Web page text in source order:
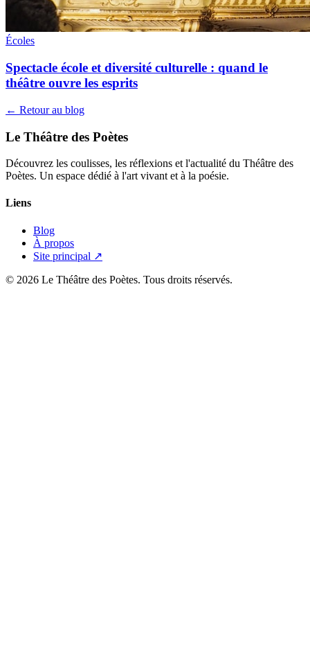
Écoles
Spectacle école et diversité culturelle : quand le
théâtre ouvre les esprits
← Retour au blog
Le Théâtre des Poètes
Découvrez les coulisses, les réflexions et l'actualité du Théâtre des
Poètes. Un espace dédié à l'art vivant et à la poésie.
Liens
Blog
À propos
Site principal ↗
© 2026 Le Théâtre des Poètes. Tous droits réservés.